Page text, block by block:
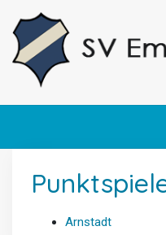
Arnstadt